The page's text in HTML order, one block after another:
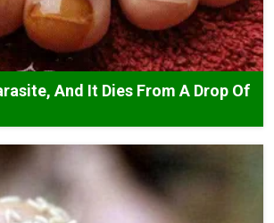
And It Dies From A Drop Of